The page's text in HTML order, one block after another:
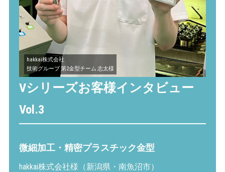
hakkai株式会社
技術グループ 第2金型チーム 志太様
Vシリーズお客様インタビュー
Vol.3
微細加工・精密プラスチック金型
hakkai株式会社様（新潟県・南魚沼市）